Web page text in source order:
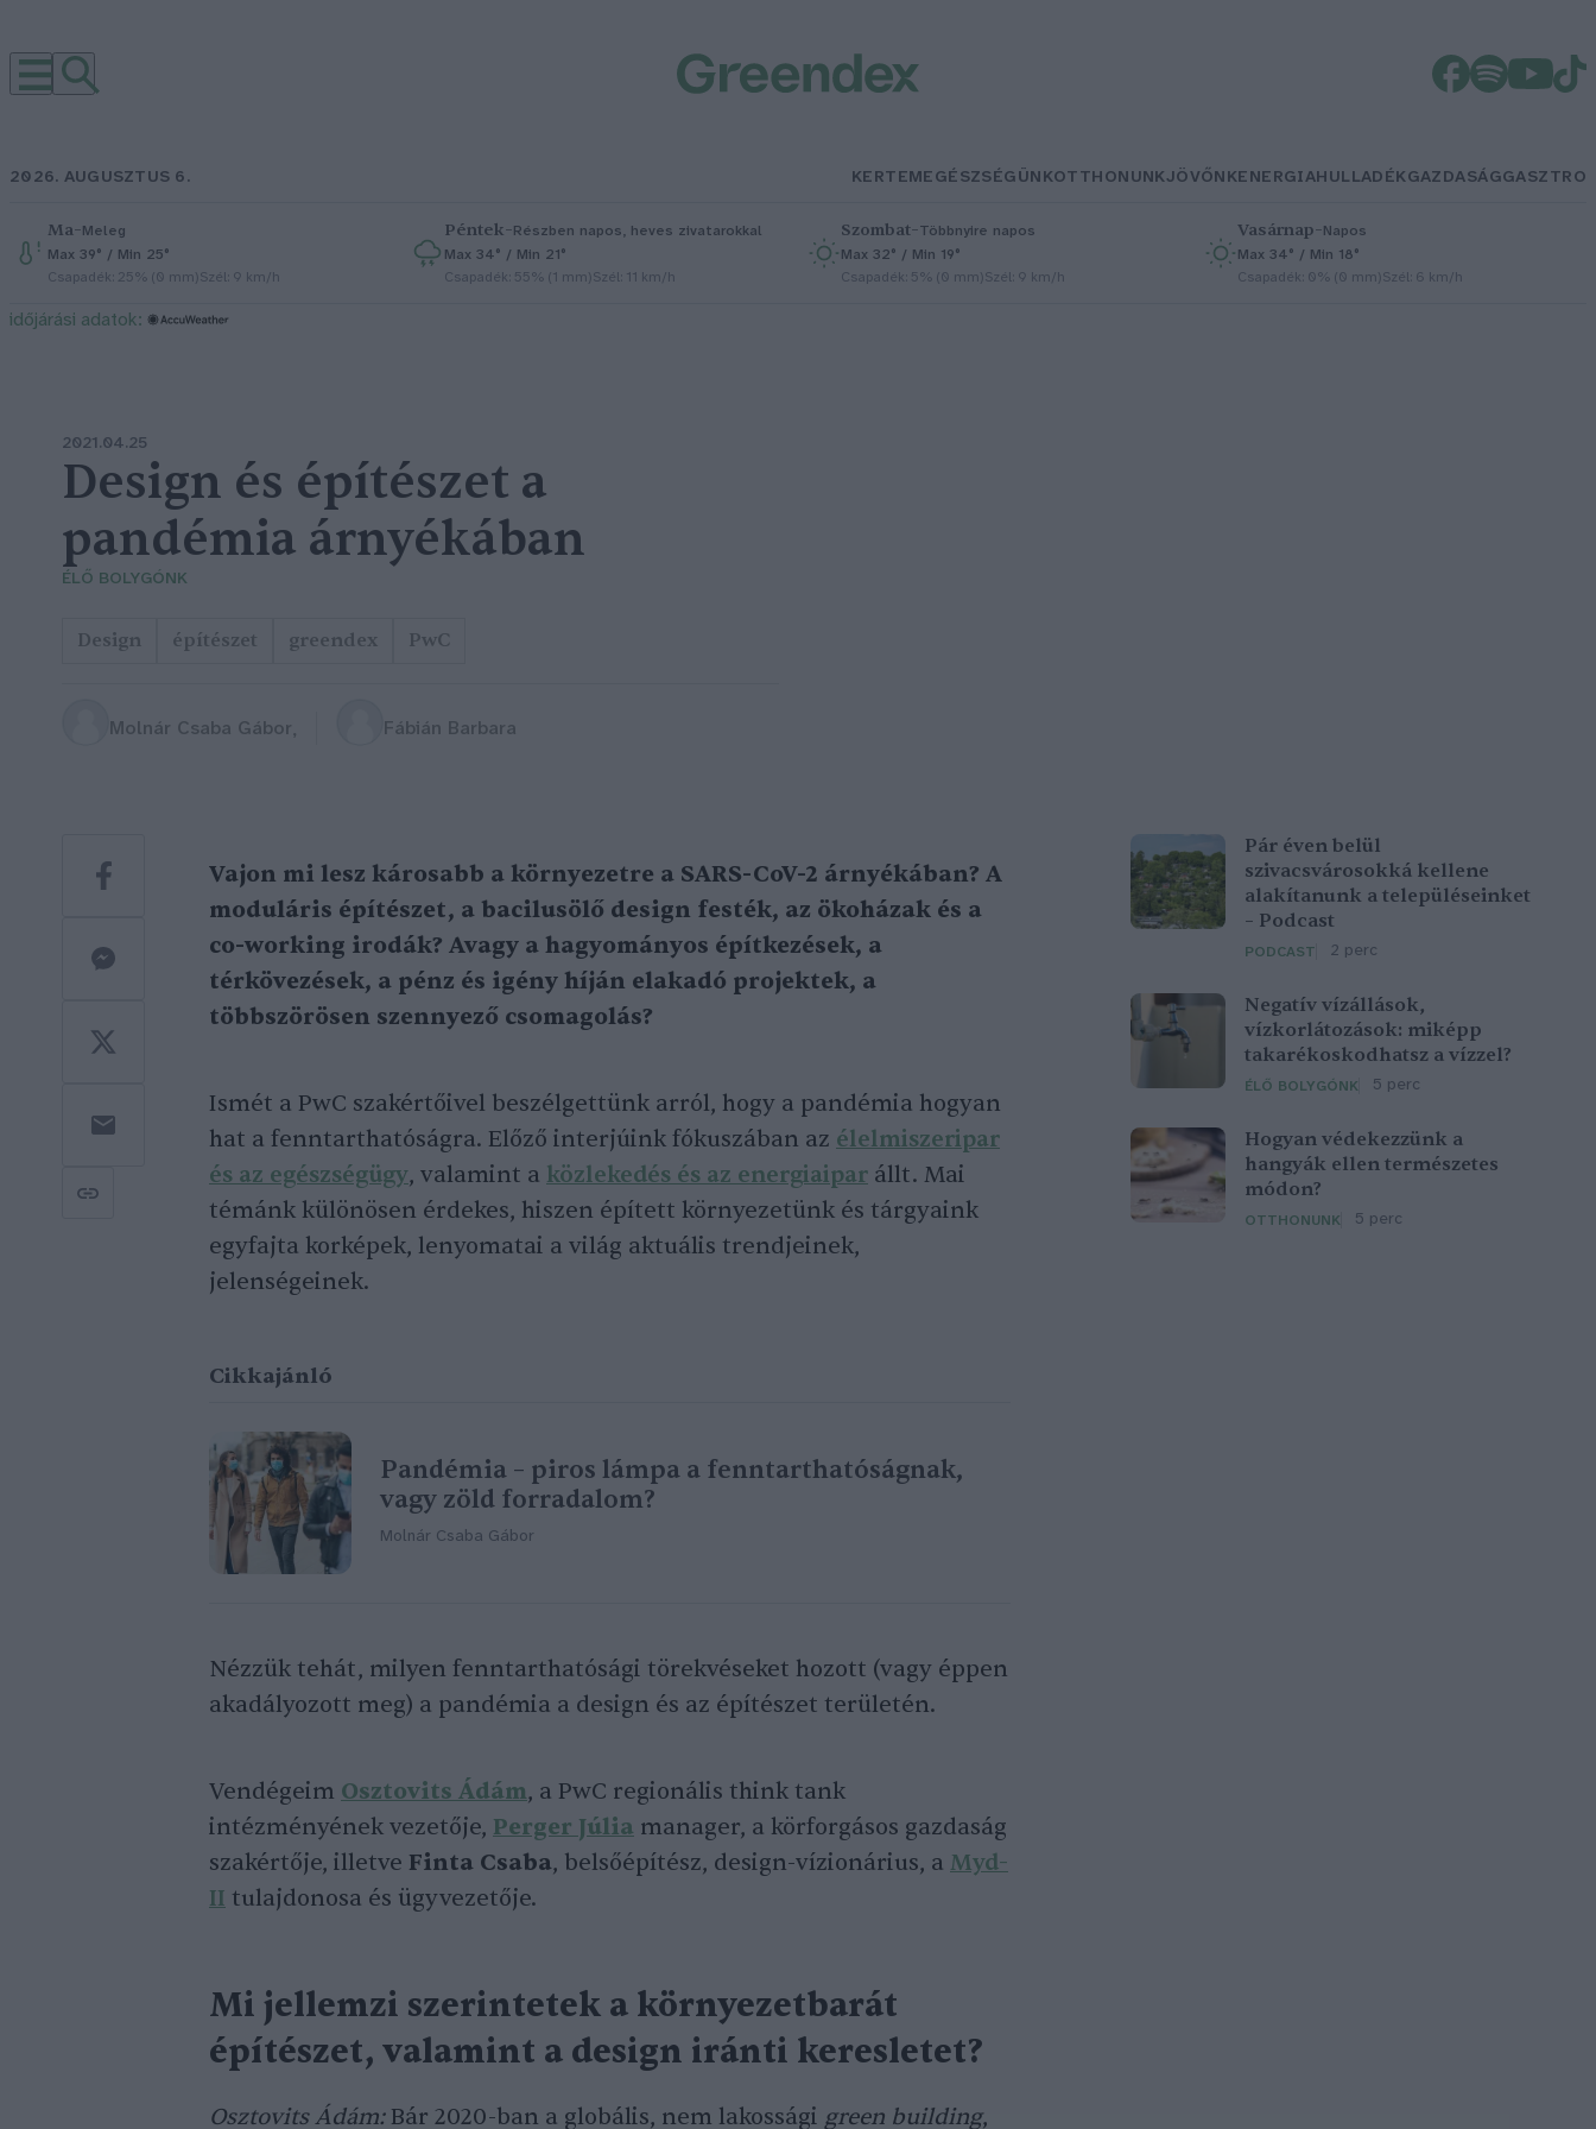
2026. AUGUSZTUS 6. KERTEMEGÉSZSÉGÜNKOTTHONUNKJÖVŐNKENERGIAHULLADÉKGAZDASÁGGASZTRO
Ma–Meleg
Max 39° / Min 25°
Csapadék: 25% (0 mm)Szél: 9 km/h
Péntek–Részben napos, heves zivatarokkal
Max 34° / Min 21°
Csapadék: 55% (1 mm)Szél: 11 km/h
Szombat–Többnyire napos
Max 32° / Min 19°
Csapadék: 5% (0 mm)Szél: 9 km/h
Vasárnap–Napos
Max 34° / Min 18°
Csapadék: 0% (0 mm)Szél: 6 km/h
időjárási adatok:
2021.04.25
Design és építészet a
pandémia árnyékában
ÉLŐ BOLYGÓNK
Design építészet greendex PwC
Molnár Csaba Gábor Fábián Barbara
Vajon mi lesz károsabb a környezetre a SARS-CoV-2 árnyékában? A
moduláris építészet, a bacilusölő design festék, az ökoházak és a
co-working irodák? Avagy a hagyományos építkezések, a
térkövezések, a pénz és igény híján elakadó projektek, a
többszörösen szennyező csomagolás?
Ismét a PwC szakértőivel beszélgettünk arról, hogy a pandémia hogyan
hat a fenntarthatóságra. Előző interjúink fókuszában az élelmiszeripar
és az egészségügy, valamint a közlekedés és az energiaipar állt. Mai
témánk különösen érdekes, hiszen épített környezetünk és tárgyaink
egyfajta korképek, lenyomatai a világ aktuális trendjeinek,
jelenségeinek.
Cikkajánló
Pandémia – piros lámpa a fenntarthatóságnak,
vagy zöld forradalom?
Molnár Csaba Gábor
Nézzük tehát, milyen fenntarthatósági törekvéseket hozott (vagy éppen
akadályozott meg) a pandémia a design és az építészet területén.
Vendégeim Osztovits Ádám, a PwC regionális think tank
intézményének vezetője, Perger Júlia manager, a körforgásos gazdaság
szakértője, illetve Finta Csaba, belsőépítész, design-vízionárius, a Myd-
II tulajdonosa és ügyvezetője.
Mi jellemzi szerintetek a környezetbarát
építészet, valamint a design iránti keresletet?
Osztovits Ádám:Bár 2020-ban a globális, nem lakossági green building,
Pár éven belül
szivacsvárosokká kellene
alakítanunk a településeinket
– Podcast
PODCAST 2 perc
Negatív vízállások,
vízkorlátozások: miképp
takarékoskodhatsz a vízzel?
ÉLŐ BOLYGÓNK 5 perc
Hogyan védekezzünk a
hangyák ellen természetes
módon?
OTTHONUNK 5 perc